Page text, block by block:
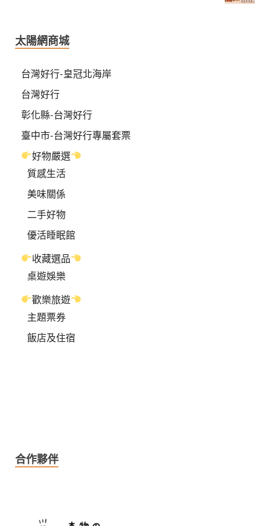
太陽網商城
台灣好行-皇冠北海岸
台灣好行
彰化縣-台灣好行
臺中市-台灣好行專屬套票
好物嚴選
質感生活
美味關係
二手好物
優活睡眠館
收藏選品
桌遊娛樂
歡樂旅遊
主題票券
飯店及住宿
合作夥伴